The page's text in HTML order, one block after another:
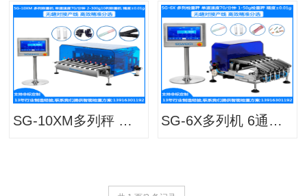
SG-10XM多列秤 食品药品袋装多列检重秤 ±0.01G条包多列检重分选秤 SG-6X多列机 6通道多列称重机 ±0.01g条包多列称重分选秤对接多列包装机检测到重